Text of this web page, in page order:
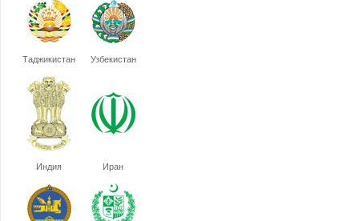
Таджикистан Узбекистан
Индия Иран